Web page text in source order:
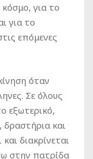
για το
για το
επόμενες
όταν
Σε όλους
εξωτερικό,
και
διακρίνεται
στην πατρίδα